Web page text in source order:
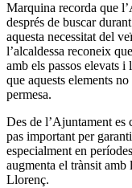
Marquina recorda que
després de buscar
aquesta necessitat del
l’alcaldessa reconeix
amb els passos elevats i
que aquests elements
permesa.
Des de l’Ajuntament es
pas important per
especialment en
augmenta el trànsit amb
Llorenç.